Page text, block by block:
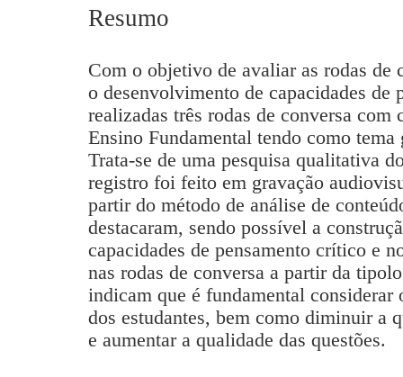
Resumo
Com o objetivo de avaliar as rodas de
o desenvolvimento de capacidades de
realizadas três rodas de conversa com
Ensino Fundamental tendo como
Trata-se de uma pesquisa qualitativa
registro foi feito em gravação
partir do método de análise de
destacaram, sendo possível a
capacidades de pensamento crítico e
nas rodas de conversa a partir da
indicam que é fundamental considerar
dos estudantes, bem como diminuir a
e aumentar a qualidade das questões.